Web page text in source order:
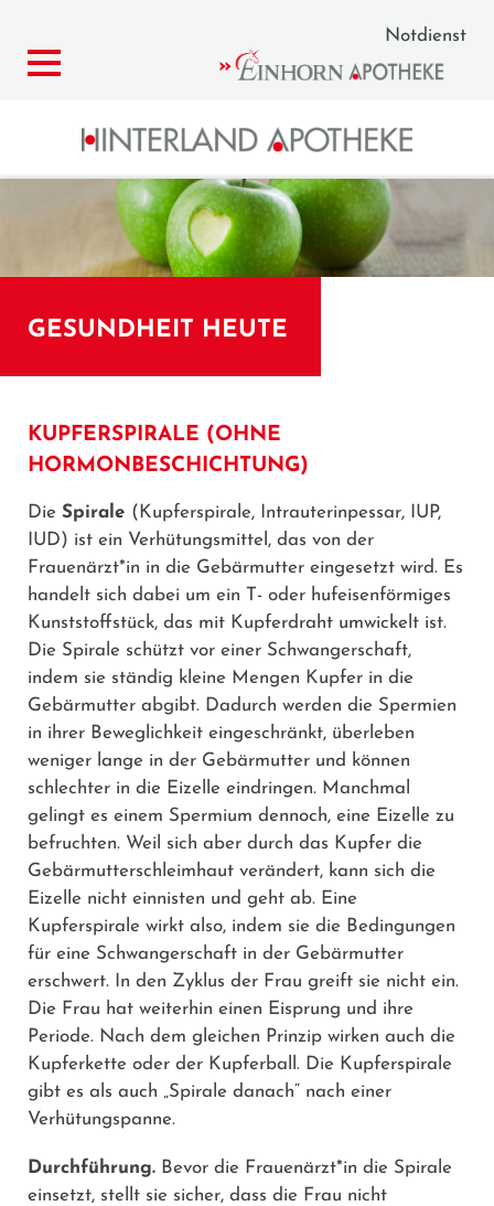
Notdienst
GESUNDHEIT HEUTE
KUPFERSPIRALE (OHNE
HORMONBESCHICHTUNG)
Die Spirale (Kupferspirale, Intrauterinpessar, IUP,
IUD) ist ein Verhütungsmittel, das von der
Frauenärzt*in in die Gebärmutter eingesetzt wird. Es
handelt sich dabei um ein T- oder hufeisenförmiges
Kunststoffstück, das mit Kupferdraht umwickelt ist.
Die Spirale schützt vor einer Schwangerschaft,
indem sie ständig kleine Mengen Kupfer in die
Gebärmutter abgibt. Dadurch werden die Spermien
in ihrer Beweglichkeit eingeschränkt, überleben
weniger lange in der Gebärmutter und können
schlechter in die Eizelle eindringen. Manchmal
gelingt es einem Spermium dennoch, eine Eizelle zu
befruchten. Weil sich aber durch das Kupfer die
Gebärmutterschleimhaut verändert, kann sich die
Eizelle nicht einnisten und geht ab. Eine
Kupferspirale wirkt also, indem sie die Bedingungen
für eine Schwangerschaft in der Gebärmutter
erschwert. In den Zyklus der Frau greift sie nicht ein.
Die Frau hat weiterhin einen Eisprung und ihre
Periode. Nach dem gleichen Prinzip wirken auch die
Kupferkette oder der Kupferball. Die Kupferspirale
gibt es als auch „Spirale danach“ nach einer
Verhütungspanne.
Durchführung. Bevor die Frauenärzt*in die Spirale
einsetzt, stellt sie sicher, dass die Frau nicht